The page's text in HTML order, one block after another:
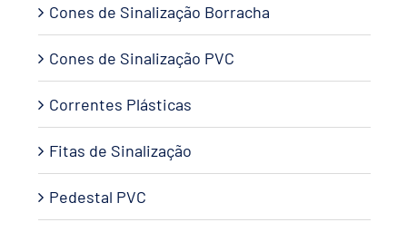
Cones de Sinalização Borracha
Cones de Sinalização PVC
Correntes Plásticas
Fitas de Sinalização
Pedestal PVC